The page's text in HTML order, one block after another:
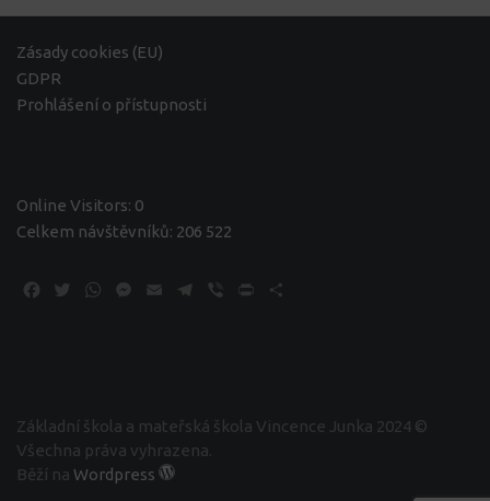
Zásady cookies (EU)
GDPR
Prohlášení o přístupnosti
Online Visitors: 0
Celkem návštěvníků: 206 522
Facebook
TwitterWhatsApp
Messenger
Email Telegram
Viber Print
Základní škola a mateřská škola Vincence Junka 2024 ©
Všechna práva vyhrazena.
Běží na Wordpress